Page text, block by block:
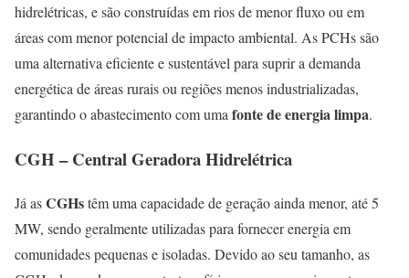
hidrelétricas, e são construídas em rios de menor fluxo ou em
áreas com menor potencial de impacto ambiental. As PCHs são
uma alternativa eficiente e sustentável para suprir a demanda
energética de áreas rurais ou regiões menos industrializadas,
garantindo o abastecimento com uma fonte de energia limpa.
CGH – Central Geradora Hidrelétrica
Já asCGHstêm uma capacidade de geração ainda menor, até 5
MW, sendo geralmente utilizadas para fornecer energia em
comunidades pequenas e isoladas. Devido ao seu tamanho, as